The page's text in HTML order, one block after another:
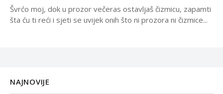
Švrćo moj, dok u prozor večeras ostavljaš čizmicu, zapamti
šta ću ti reći i sjeti se uvijek onih što ni prozora ni čizmice...
NAJNOVIJE